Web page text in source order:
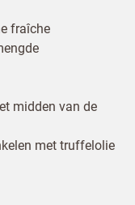
fraîche
midden van de
met truffelolie
de